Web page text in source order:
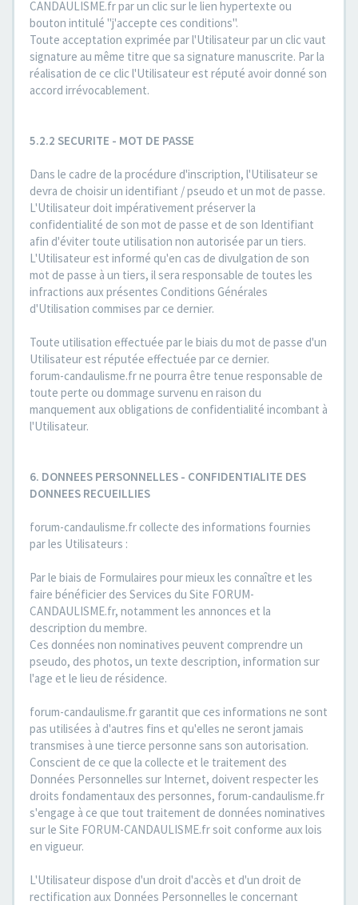
CANDAULISME.fr par un clic sur le lien hypertexte ou
bouton intitulé "j'accepte ces conditions".
Toute acceptation exprimée par l'Utilisateur par un clic vaut
signature au même titre que sa signature manuscrite. Par la
réalisation de ce clic l'Utilisateur est réputé avoir donné son
accord irrévocablement.
5.2.2 SECURITE - MOT DE PASSE
Dans le cadre de la procédure d'inscription, l'Utilisateur se
devra de choisir un identifiant / pseudo et un mot de passe.
L'Utilisateur doit impérativement préserver la
confidentialité de son mot de passe et de son Identifiant
afin d'éviter toute utilisation non autorisée par un tiers.
L'Utilisateur est informé qu'en cas de divulgation de son
mot de passe à un tiers, il sera responsable de toutes les
infractions aux présentes Conditions Générales
d'Utilisation commises par ce dernier.
Toute utilisation effectuée par le biais du mot de passe d'un
Utilisateur est réputée effectuée par ce dernier.
forum-candaulisme.fr ne pourra être tenue responsable de
toute perte ou dommage survenu en raison du
manquement aux obligations de confidentialité incombant à
l'Utilisateur.
6. DONNEES PERSONNELLES - CONFIDENTIALITE DES
DONNEES RECUEILLIES
forum-candaulisme.fr collecte des informations fournies
par les Utilisateurs :
Par le biais de Formulaires pour mieux les connaître et les
faire bénéficier des Services du Site FORUM-
CANDAULISME.fr, notamment les annonces et la
description du membre.
Ces données non nominatives peuvent comprendre un
pseudo, des photos, un texte description, information sur
l'age et le lieu de résidence.
forum-candaulisme.fr garantit que ces informations ne sont
pas utilisées à d'autres fins et qu'elles ne seront jamais
transmises à une tierce personne sans son autorisation.
Conscient de ce que la collecte et le traitement des
Données Personnelles sur Internet, doivent respecter les
droits fondamentaux des personnes, forum-candaulisme.fr
s'engage à ce que tout traitement de données nominatives
sur le Site FORUM-CANDAULISME.fr soit conforme aux lois
en vigueur.
L'Utilisateur dispose d'un droit d'accès et d'un droit de
rectification aux Données Personnelles le concernant